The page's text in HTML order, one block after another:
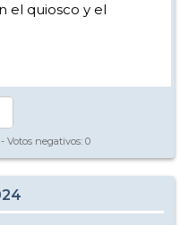
el quiosco y el
- Votos negativos: 0